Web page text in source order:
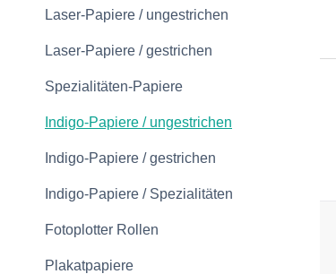
Laser-Papiere / ungestrichen
Laser-Papiere / gestrichen
Spezialitäten-Papiere
Indigo-Papiere / ungestrichen
Indigo-Papiere / gestrichen
Indigo-Papiere / Spezialitäten
Fotoplotter Rollen
Plakatpapiere